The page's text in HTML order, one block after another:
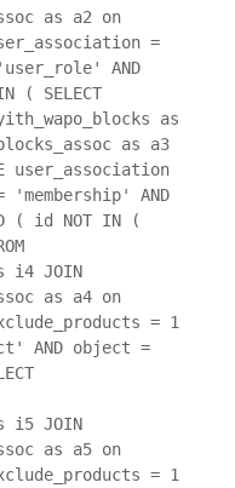
as a2 on
=
AND
SELECT
as
as a3
user_association
AND
id NOT IN (
i4 JOIN
as a4 on
= 1
AND object =
i5 JOIN
as a5 on
= 1